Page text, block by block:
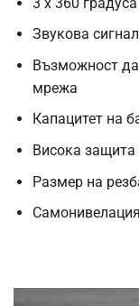
Звукова
Възможност да
мрежа
Капацитет на
Висока
Размер на